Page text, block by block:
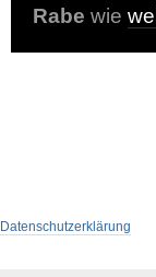
Rabe wie
Datenschutzerklärung